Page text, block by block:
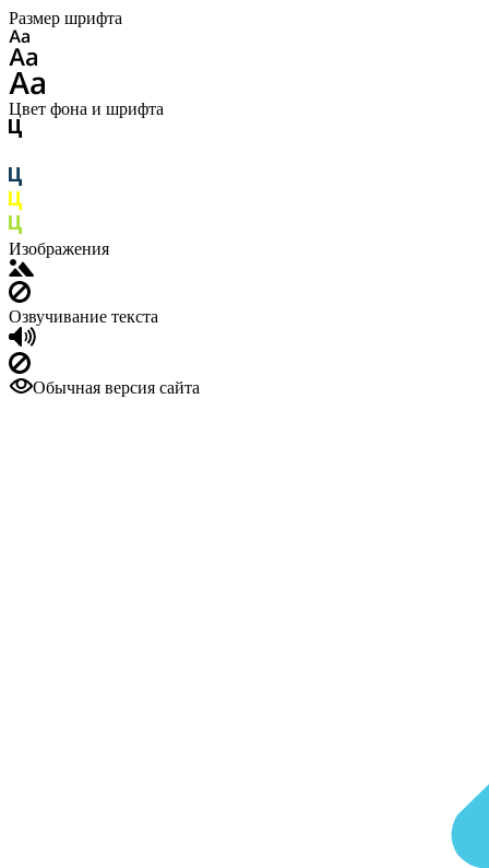
Размер шрифта
Цвет фона и шрифта
Изображения
Озвучивание текста
Обычная версия сайта